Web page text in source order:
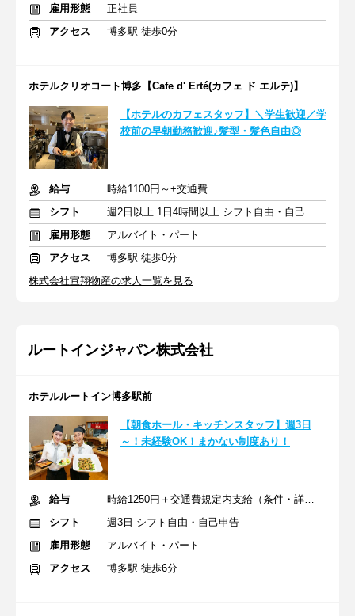
雇用形態
正社員
アクセス
博多駅 徒歩0分
ホテルクリオコート博多【Cafe d' Erté(カフェ ド エルテ)】
【ホテルのカフェスタッフ】＼学生歓迎／学
校前の早朝勤務歓迎♪髪型・髪色自由◎
給与
時給1100円～+交通費
シフト
週2日以上 1日4時間以上 シフト自由・自己申告
雇用形態
アルバイト・パート
アクセス
博多駅 徒歩0分
株式会社宣翔物産の求人一覧を見る
ルートインジャパン株式会社
ホテルルートイン博多駅前
【朝食ホール・キッチンスタッフ】週3日
～！未経験OK！まかない制度あり！
給与
時給1250円＋交通費規定内支給（条件・詳細は面接にて）
シフト
週3日 シフト自由・自己申告
雇用形態
アルバイト・パート
アクセス
博多駅 徒歩6分